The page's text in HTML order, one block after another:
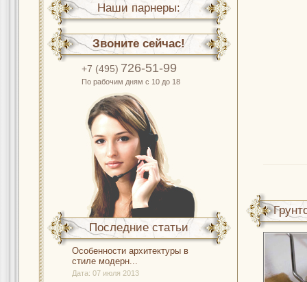
Наши парнеры:
Звоните сейчас!
+7 (495) 726-51-99
По рабочим дням с 10 до 18
Последние статьи
Особенности архитектуры в
стиле модерн...
Дата: 07 июля 2013